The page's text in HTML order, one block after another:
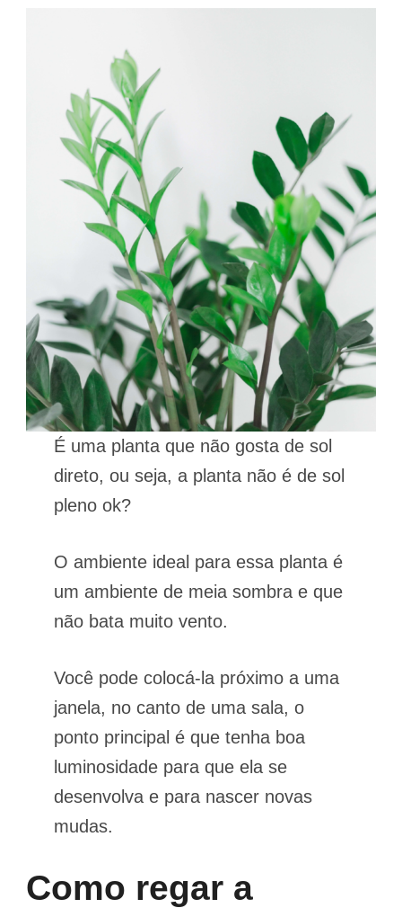
É uma planta que não gosta de sol
direto, ou seja, a planta não é de sol
pleno ok?
O ambiente ideal para essa planta é
um ambiente de meia sombra e que
não bata muito vento.
Você pode colocá-la próximo a uma
janela, no canto de uma sala, o
ponto principal é que tenha boa
luminosidade para que ela se
desenvolva e para nascer novas
mudas.
Como regar a